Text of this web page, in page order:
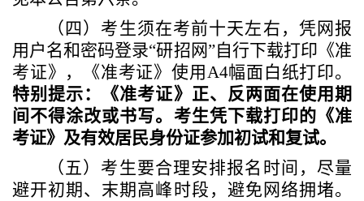
（四）考生须在考前十天左右，凭网报
用户名和密码登录“研招网”自行下载打印《准
考证》，《准考证》使用A4幅面白纸打印。
特别提示：《准考证》正、反两面在使用期
间不得涂改或书写。考生凭下载打印的《准
考证》及有效居民身份证参加初试和复试。
（五）考生要合理安排报名时间，尽量
避开初期、末期高峰时段，避免网络拥堵。